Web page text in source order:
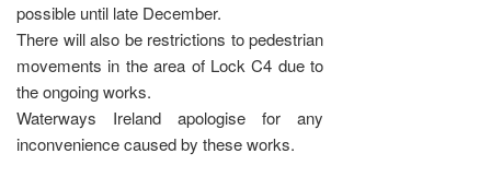
possible until late December.
There will also be restrictions to pedestrian
movements in the area of Lock C4 due to
the ongoing works.
Waterways Ireland apologise for any
inconvenience caused by these works.